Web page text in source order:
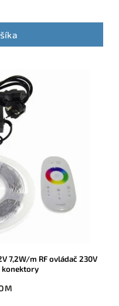
7,2W/m RF ovládač 230V
konektory